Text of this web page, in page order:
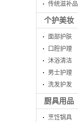
传统滋补品
个护美妆
面部护肤
口腔护理
沐浴清洁
男士护理
洗发护发
厨具用品
烹饪锅具